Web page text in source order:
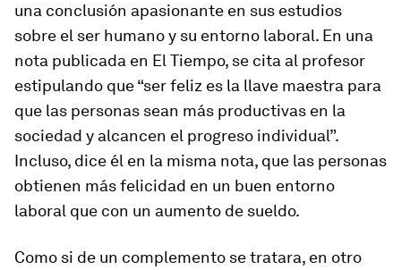
una conclusión apasionante en sus estudios
sobre el ser humano y su entorno laboral. En una
nota publicada en El Tiempo, se cita al profesor
estipulando que “ser feliz es la llave maestra para
que las personas sean más productivas en la
sociedad y alcancen el progreso individual”.
Incluso, dice él en la misma nota, que las personas
obtienen más felicidad en un buen entorno
laboral que con un aumento de sueldo.
Como si de un complemento se tratara, en otro